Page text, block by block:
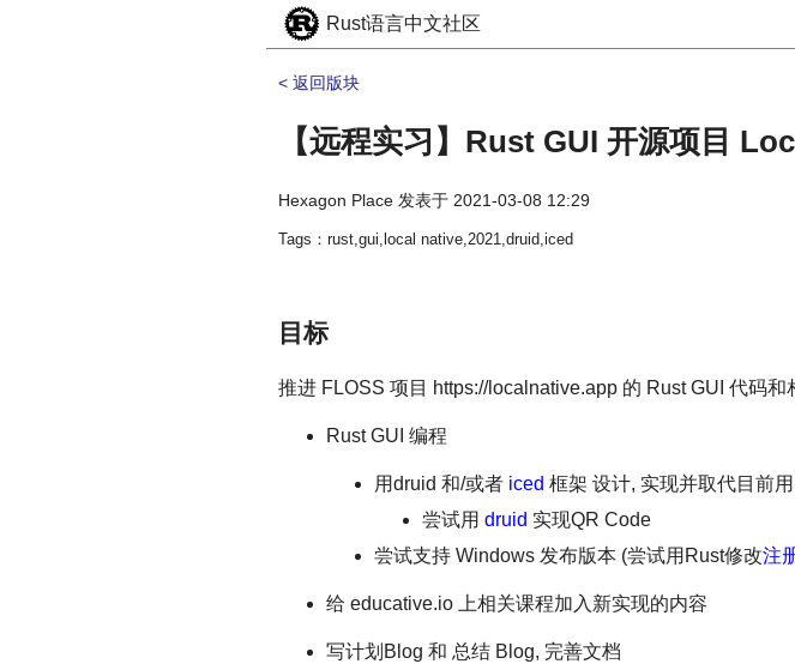
Rust语言中文社区
< 返回版块
【远程实习】Rust GUI 开源项目
Hexagon Place 发表于 2021-03-08 12:29
Tags：rust,gui,local native,2021,druid,iced
目标
推进 FLOSS 项目 https://localnative.app 的 Rust GUI 代码
Rust GUI 编程
用druid 和/或者 iced 框架 设计, 实现并取代目前
尝试用 druid 实现QR Code
尝试支持 Windows 发布版本 (尝试用Rust修改注
给 educative.io 上相关课程加入新实现的内容
写计划Blog 和 总结 Blog, 完善文档